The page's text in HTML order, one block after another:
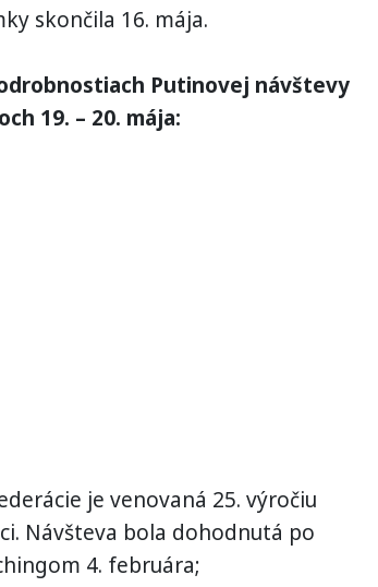
skončila 16. mája.
Putinovej návštevy
19. – 20. mája:
je venovaná 25. výročiu
Návšteva bola dohodnutá po
4. februára;